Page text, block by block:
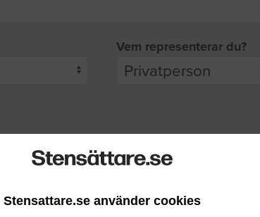
Stensattare.se använder cookies
Vem representerar du?
får möjlighet att ta kontakt med dig.